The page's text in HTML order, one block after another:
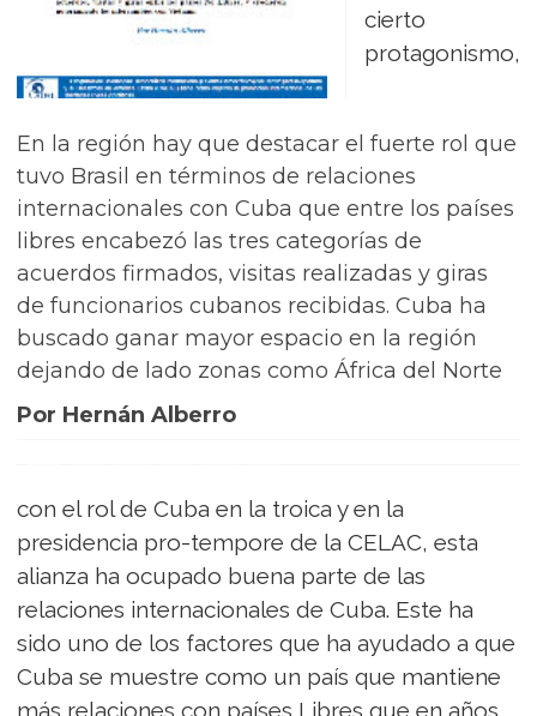
En la región hay que destacar el fuerte rol que
tuvo Brasil en términos de relaciones
internacionales con Cuba que entre los países
libres encabezó las tres categorías de
acuerdos firmados, visitas realizadas y giras
de funcionarios cubanos recibidas. Cuba ha
buscado ganar mayor espacio en la región
dejando de lado zonas como África del Norte
Por Hernán Alberro
cierto
protagonismo,
con el rol de Cuba en la troica y en la
presidencia pro-tempore de la CELAC, esta
alianza ha ocupado buena parte de las
relaciones internacionales de Cuba. Este ha
sido uno de los factores que ha ayudado a que
Cuba se muestre como un país que mantiene
más relaciones con países Libres que en años